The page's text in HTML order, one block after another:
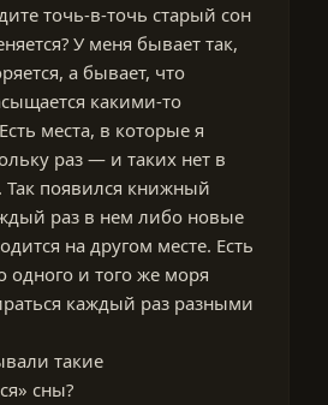
точь-в-точь старый сон
У меня бывает так,
а бывает, что
какими-то
места, в которые я
раз — и таких нет в
появился книжный
раз в нем либо новые
на другом месте. Есть
и того же моря
каждый раз разными
такие
сны?